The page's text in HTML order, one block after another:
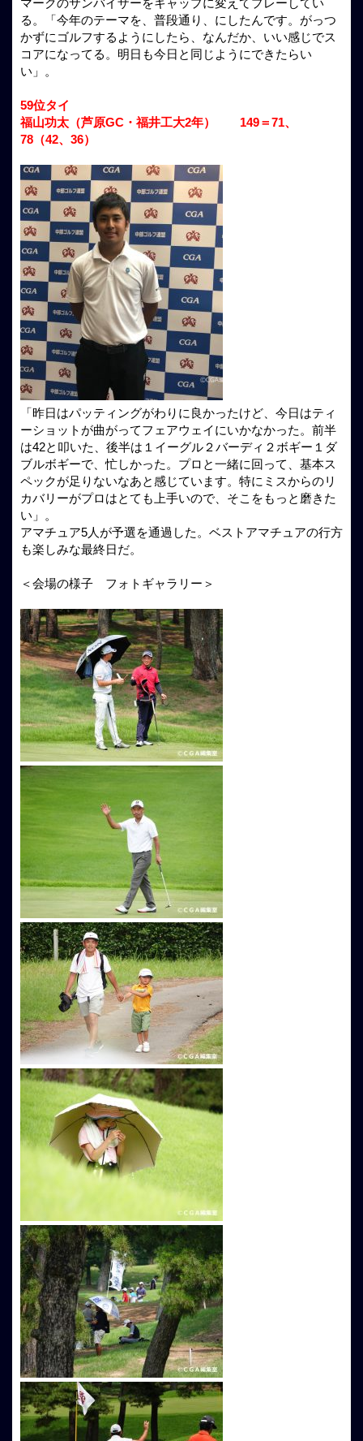
マークのサンバイザーをキャップに変えてプレーしてい
る。「今年のテーマを、普段通り、にしたんです。がっつ
かずにゴルフするようにしたら、なんだか、いい感じでス
コアになってる。明日も今日と同じようにできたらい
い」。
59位タイ
福山功太（芦原GC・福井工大2年） 149＝71、
78（42、36）
「昨日はパッティングがわりに良かったけど、今日はティ
ーショットが曲がってフェアウェイにいかなかった。前半
は42と叩いた、後半は１イーグル２バーディ２ボギー１ダ
ブルボギーで、忙しかった。プロと一緒に回って、基本ス
ペックが足りないなあと感じています。特にミスからのリ
カバリーがプロはとても上手いので、そこをもっと磨きた
い」。
アマチュア5人が予選を通過した。ベストアマチュアの行方
も楽しみな最終日だ。
＜会場の様子 フォトギャラリー＞